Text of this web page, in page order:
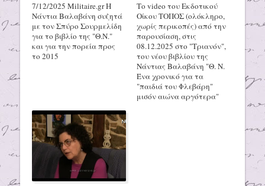
7/12/2025 Militaire.gr H
Νάντια Βαλαβάνη συζητά
με τον Σπύρο Σουρμελίδη
για το βιβλίο της "Θ.Ν."
και για την πορεία προς
το 2015
Το video του Εκδοτικού
Οίκου ΤΟΠΟΣ (ολόκληρο,
χωρίς περικοπές) από την
παρουσίαση, στις
08.12.2025 στο "Τριανόν",
του νέου βιβλίου της
Νάντιας Βαλαβάνη "Θ. Ν.
Ένα χρονικό για τα
"παιδιά του Φλεβάρη"
μισόν αιώνα αργότερα"